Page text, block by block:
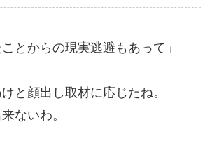
ことからの現実逃避もあって」
と顔出し取材に応じたね。
ないわ。